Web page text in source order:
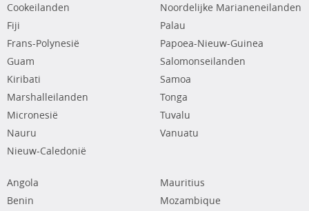
Cookeilanden
Fiji
Frans-Polynesië
Guam
Kiribati
Marshalleilanden
Micronesië
Nauru
Nieuw-Caledonië
Noordelijke Marianeneilanden
Palau
Papoea-Nieuw-Guinea
Salomonseilanden
Samoa
Tonga
Tuvalu
Vanuatu
Angola
Benin
Mauritius
Mozambique